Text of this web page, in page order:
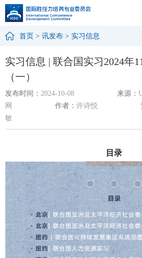
首页 > 讯发布 > 实习信息
实习信息 | 联合国实习2024年
（一）
发布时间： 2024-10-08 来源：
网
作者： 许诗悦
敏
目录